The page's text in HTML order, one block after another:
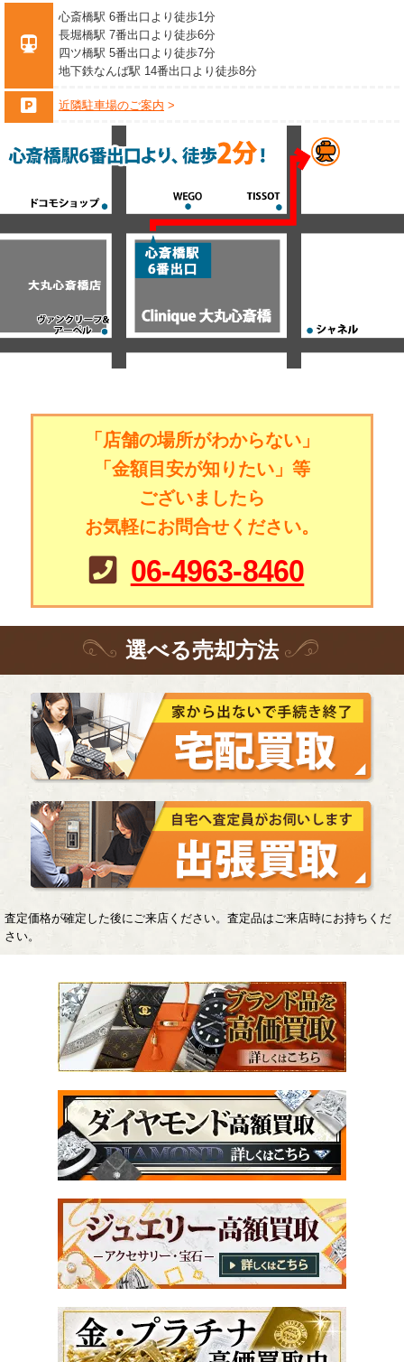
心斎橋駅 6番出口より徒歩1分
長堀橋駅 7番出口より徒歩6分
四ツ橋駅 5番出口より徒歩7分
地下鉄なんば駅 14番出口より徒歩8分
近隣駐車場のご案内
「店舗の場所がわからない」
「金額目安が知りたい」等
ございましたら
お気軽にお問合せください。
06-4963-8460
選べる売却方法
査定価格が確定した後にご来店ください。査定品はご来店時にお持ちくだ
さい。